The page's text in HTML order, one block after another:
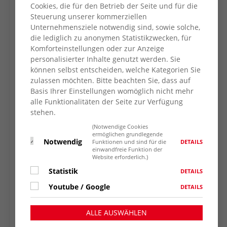
Jobcenter, beantworten können.
Die Expertinnen wollen auf
Unterstützungsmöglichkeiten aufmerksam
machen und individuelle Lösungsansätze
vermitteln.
Ab 9 Uhr können sich alle interessierten
Frauen zunächst mit einem kleinen Snack
stärken, bevor sie sich mit den beiden
Referentinnen zu Weiterbildungs- und
Fördermöglichkeiten speziell für Frauen
austauschen.
Sollten Sie Fragen oder weitere Anregungen
haben, können Sie sich gerne direkt an die
Frauenberatung wenden unter der Telefon
Nr. 0281-46995914.
Cookies, die für den Betrieb der Seite und für die
Steuerung unserer kommerziellen
Unternehmensziele notwendig sind, sowie solche,
die lediglich zu anonymen Statistikzwecken, für
Komforteinstellungen oder zur Anzeige
personalisierter Inhalte genutzt werden. Sie
können selbst entscheiden, welche Kategorien Sie
zulassen möchten. Bitte beachten Sie, dass auf
Basis Ihrer Einstellungen womöglich nicht mehr
alle Funktionalitäten der Seite zur Verfügung
stehen.
Notwendig
(Notwendige Cookies
ermöglichen grundlegende
Funktionen und sind für die
einwandfreie Funktion der
Website erforderlich.)
DETAILS
Statistik DETAILS
Youtube / Google DETAILS
ALLE AUSWÄHLEN